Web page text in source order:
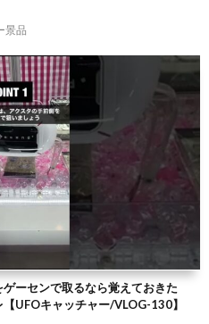
景品
ゲーセンで取るなら覚えておきた
UFOキャッチャー/VLOG-130】